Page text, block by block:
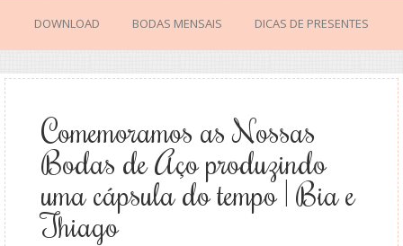
DOWNLOAD BODAS MENSAIS DICAS DE PRESENTES
Comemoramos as Nossas
Bodas de Aço produzindo
uma cápsula do tempo | Bia e
Thiago